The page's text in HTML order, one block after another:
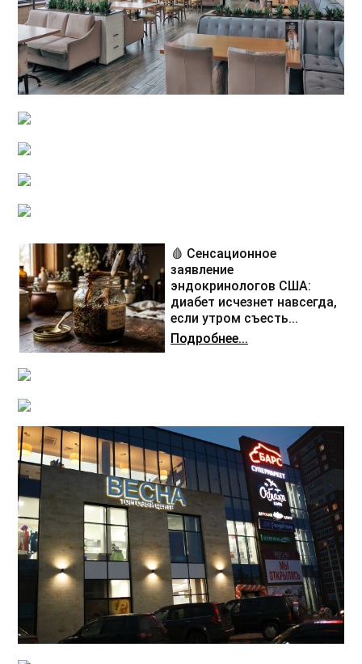
🩸 Сенсационное
заявление
эндокринологов США:
диабет исчезнет навсегда,
если утром съесть...
Подробнее...